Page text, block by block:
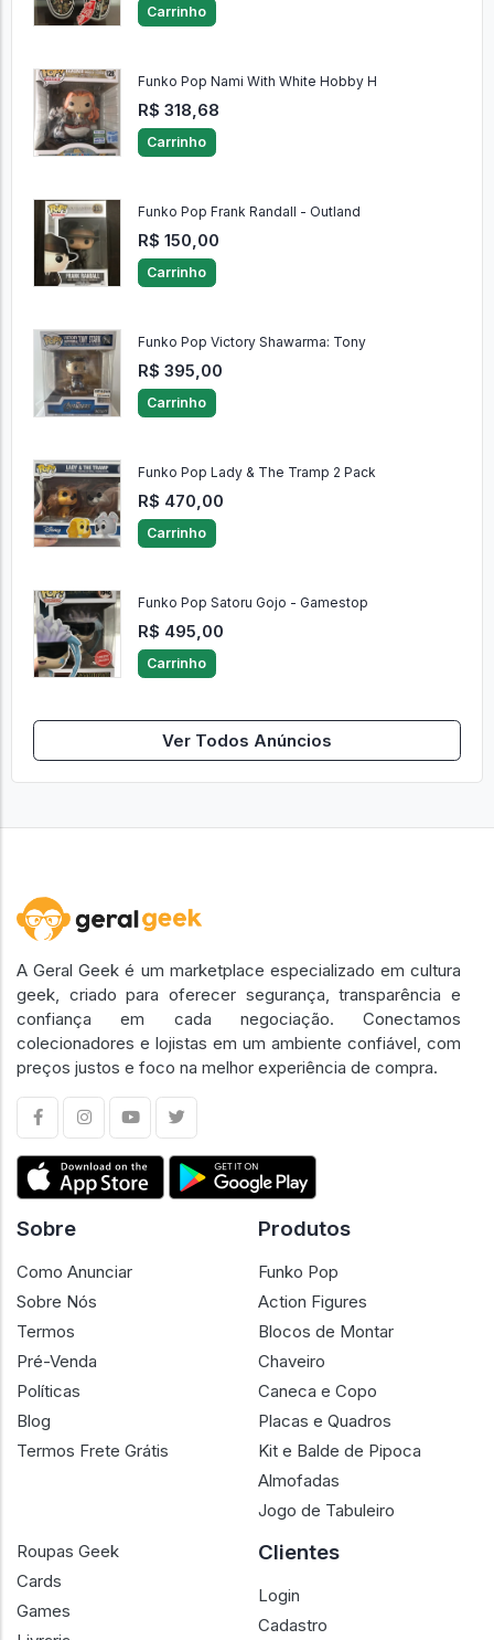
Carrinho
Funko Pop Nami With White Hobby H
R$ 318,68
Carrinho
Funko Pop Frank Randall - Outland
R$ 150,00
Carrinho
Funko Pop Victory Shawarma: Tony
R$ 395,00
Carrinho
Funko Pop Lady & The Tramp 2 Pack
R$ 470,00
Carrinho
Funko Pop Satoru Gojo - Gamestop
R$ 495,00
Carrinho
Ver Todos Anúncios
A Geral Geek é um marketplace especializado em cultura
geek, criado para oferecer segurança, transparência e
confiança em cada negociação. Conectamos
colecionadores e lojistas em um ambiente confiável, com
preços justos e foco na melhor experiência de compra.
Sobre
Como Anunciar
Sobre Nós
Termos
Pré-Venda
Políticas
Blog
Termos Frete Grátis
Produtos
Funko Pop
Action Figures
Blocos de Montar
Chaveiro
Caneca e Copo
Placas e Quadros
Kit e Balde de Pipoca
Almofadas
Jogo de Tabuleiro
Roupas Geek
Cards
Games
Clientes
Login
Cadastro